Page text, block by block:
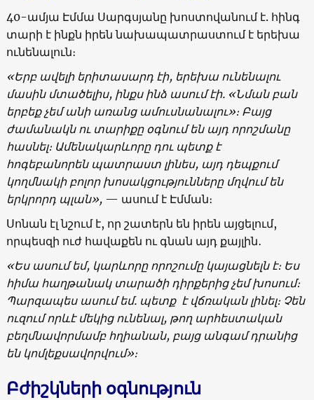
40-ամյա Էմմա Սարգսյանը խոստովանում է. հինգ
տարի է ինքն իրեն նախապատրաստում է երեխա
ունենալուն։
«Երբ ավելի երիտասարդ էի, երեխա ունենալու
մասին մտածելիս, ինքս ինձ ասում էի. «Նման բան
երբեք չեմ անի առանց ամուսնանալու»։ Բայց
ժամանակն ու տարիքը օգնում են այդ որոշմանը
հասնել։ Ամենակարևորը դու պետք է
հոգեբանորեն պատրաստ լինես, այդ դեպքում
կողմնակի բոլոր խոսակցությունները մղվում են
երկրորդ պլան»,— ասում է Էմման։
Սոնան էլ նշում է, որ շատերն են իրեն այցելում,
որպեսզի ուժ հավաքեն ու գնան այդ քայլին․
«Ես ասում եմ, կարևորը որոշումը կայացնելն է։ Ես
հիմա հաղթանակ տարածի դիրքերիցչեմ խոսում։
Պարզապես ասում եմ. պետք է վճռական լինել։ Չեն
ուզում որևէ մեկից ունենալ, թող արհեստական
բեղմնավորմամբ հղիանան, բայց անգամ դրանից
են կոմլեքսավորվում»։
Բժիշկների օգնություն